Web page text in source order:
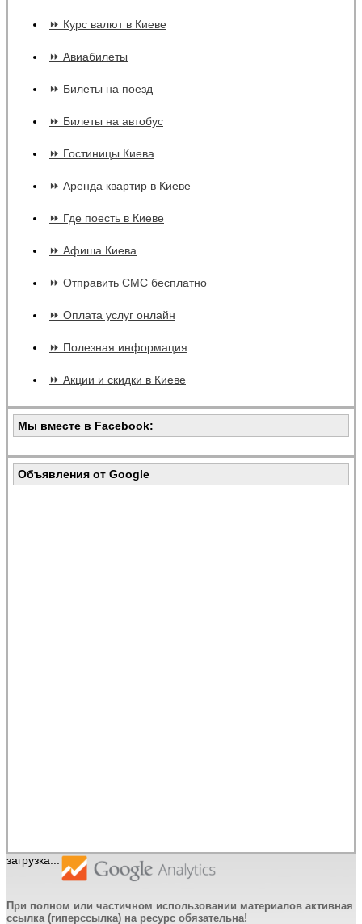
⏩ Курс валют в Киеве
⏩ Авиабилеты
⏩ Билеты на поезд
⏩ Билеты на автобус
⏩ Гостиницы Киева
⏩ Аренда квартир в Киеве
⏩ Где поесть в Киеве
⏩ Афиша Киева
⏩ Отправить СМС бесплатно
⏩ Оплата услуг онлайн
⏩ Полезная информация
⏩ Акции и скидки в Киеве
Мы вместе в Facebook:
Объявления от Google
загрузка...
При полном или частичном использовании материалов активная
ссылка (гиперссылка) на ресурс обязательна!